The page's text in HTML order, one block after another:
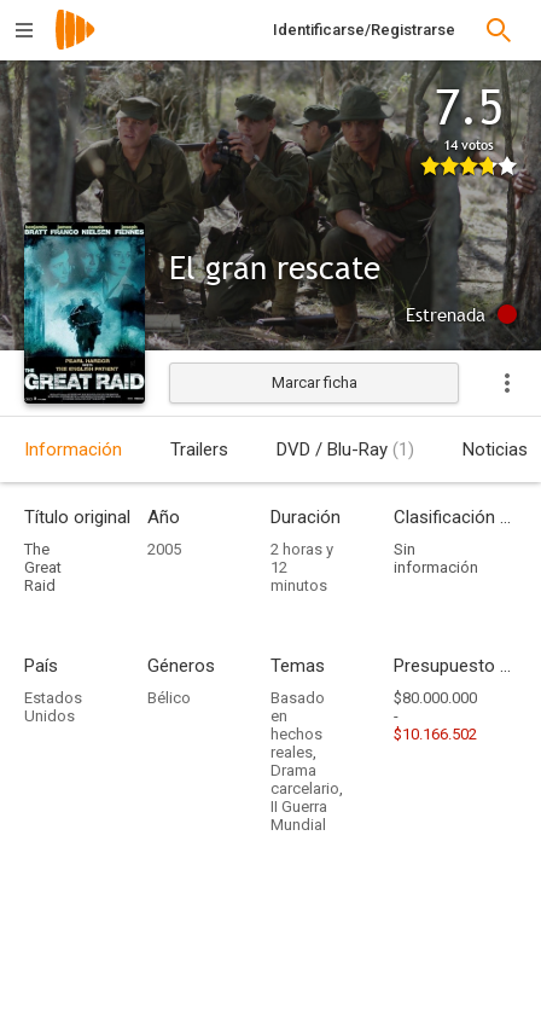
Identificarse/Registrarse
7.5
14 votos
El gran rescate
Estrenada
Marcar ficha
Información Trailers DVD / Blu-Ray (1) Noticias
Título original
The
Great
Raid
Año
2005
Duración
2 horas y
12
minutos
Clasificación por edades
Sin
información
País
Estados
Unidos
Géneros
Bélico
Temas
Basado
en
hechos
reales,
Drama
carcelario,
II Guerra
Mundial
Presupuesto - Ingresos
$80.000.000
-
$10.166.502